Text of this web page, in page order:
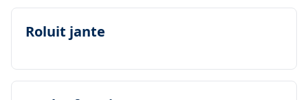
Roluit jante